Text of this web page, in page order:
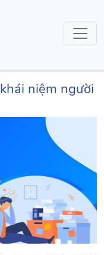
niệm người